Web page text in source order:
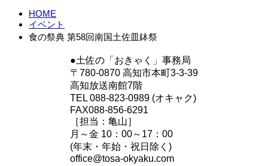
HOME
イベント
食の祭典 第58回南国土佐皿鉢祭
●土佐の「おきゃく」事務局
〒780-0870 高知市本町3-3-39
高知放送南館7階
TEL 088-823-0989 (オキャク)
FAX088-856-6291
［担当：亀山］
月～金 10：00～17：00
(年末・年始・祝日除く)
office@tosa-okyaku.com